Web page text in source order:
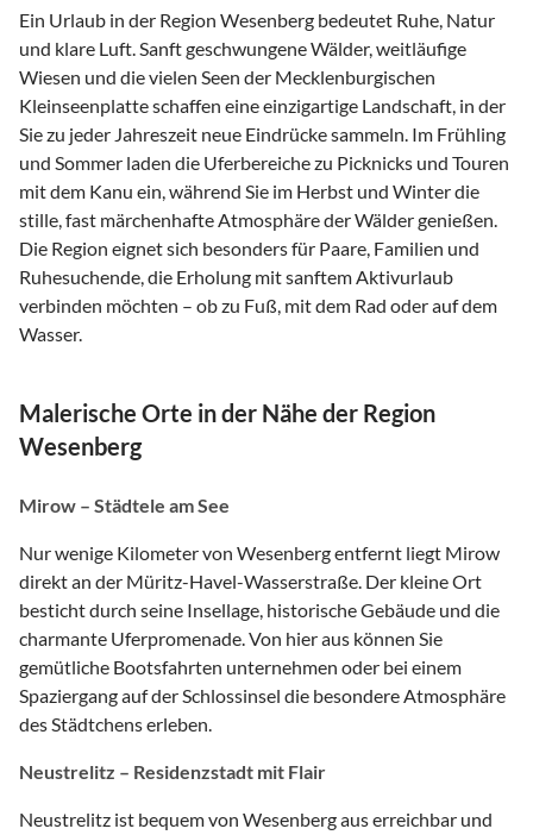
Ein Urlaub in der Region Wesenberg bedeutet Ruhe, Natur
und klare Luft. Sanft geschwungene Wälder, weitläufige
Wiesen und die vielen Seen der Mecklenburgischen
Kleinseenplatte schaffen eine einzigartige Landschaft, in der
Sie zu jeder Jahreszeit neue Eindrücke sammeln. Im Frühling
und Sommer laden die Uferbereiche zu Picknicks und Touren
mit dem Kanu ein, während Sie im Herbst und Winter die
stille, fast märchenhafte Atmosphäre der Wälder genießen.
Die Region eignet sich besonders für Paare, Familien und
Ruhesuchende, die Erholung mit sanftem Aktivurlaub
verbinden möchten – ob zu Fuß, mit dem Rad oder auf dem
Wasser.
Malerische Orte in der Nähe der Region
Wesenberg
Mirow – Städtele am See
Nur wenige Kilometer von Wesenberg entfernt liegt Mirow
direkt an der Müritz-Havel-Wasserstraße. Der kleine Ort
besticht durch seine Insellage, historische Gebäude und die
charmante Uferpromenade. Von hier aus können Sie
gemütliche Bootsfahrten unternehmen oder bei einem
Spaziergang auf der Schlossinsel die besondere Atmosphäre
des Städtchens erleben.
Neustrelitz – Residenzstadt mit Flair
Neustrelitz ist bequem von Wesenberg aus erreichbar und